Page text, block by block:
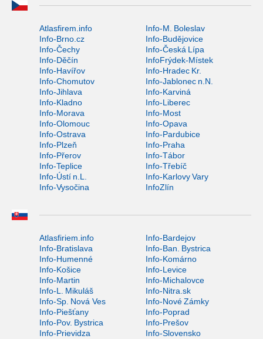
Atlasfirem.info
Info-M. Boleslav
Info-Brno.cz
Info-Budějovice
Info-Čechy
Info-Česká Lípa
Info-Děčín
InfoFrýdek-Místek
Info-Havířov
Info-Hradec Kr.
Info-Chomutov
Info-Jablonec n.N.
Info-Jihlava
Info-Karviná
Info-Kladno
Info-Liberec
Info-Morava
Info-Most
Info-Olomouc
Info-Opava
Info-Ostrava
Info-Pardubice
Info-Plzeň
Info-Praha
Info-Přerov
Info-Tábor
Info-Teplice
Info-Třebíč
Info-Ústí n.L.
Info-Karlovy Vary
Info-Vysočina
InfoZlín
Atlasfiriem.info
Info-Bardejov
Info-Bratislava
Info-Ban. Bystrica
Info-Humenné
Info-Komárno
Info-Košice
Info-Levice
Info-Martin
Info-Michalovce
Info-L. Mikuláš
Info-Nitra.sk
Info-Sp. Nová Ves
Info-Nové Zámky
Info-Piešťany
Info-Poprad
Info-Pov. Bystrica
Info-Prešov
Info-Prievidza
Info-Slovensko